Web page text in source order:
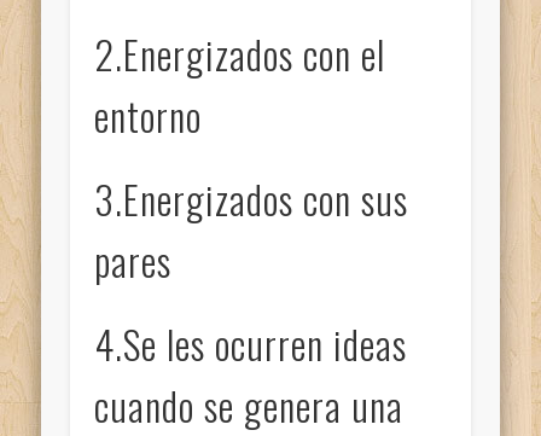
2.Energizados con el
entorno
3.Energizados con sus
pares
4.Se les ocurren ideas
cuando se genera una